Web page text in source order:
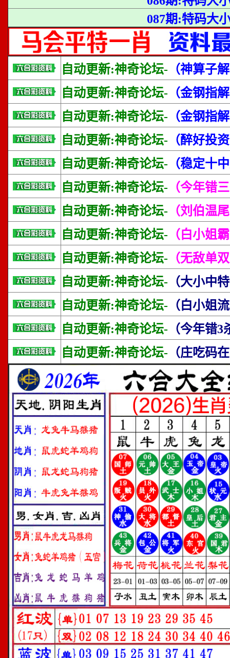
087期:特码大
自动更新:神奇论坛- （神算子
自动更新:神奇论坛- （金钢指
自动更新:神奇论坛- （金钢指
自动更新:神奇论坛- （醉好投
自动更新:神奇论坛- （稳定十
自动更新:神奇论坛- （今年错
自动更新:神奇论坛- （刘伯温
自动更新:神奇论坛- （白小姐
自动更新:神奇论坛- （无敌单
自动更新:神奇论坛- （大小中
自动更新:神奇论坛- （白小姐
自动更新:神奇论坛- （今年错
自动更新:神奇论坛- （庄吃码